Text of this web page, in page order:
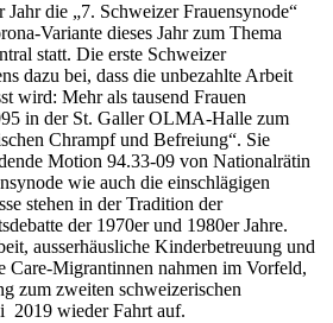
Jahr die „7. Schweizer Frauensynode“
Variante dieses Jahr zum Thema
statt. Die erste Schweizer
dazu bei, dass die unbezahlte Arbeit
wird: Mehr als tausend Frauen
in der St. Galler OLMA-Halle zum
Chrampf und Befreiung“. Sie
Motion 94.33-09 von Nationalrätin
wie auch die einschlägigen
stehen in der Tradition der
der 1970er und 1980er Jahre.
ausserhäusliche Kinderbetreuung und
Care-Migrantinnen nahmen im Vorfeld,
zum zweiten schweizerischen
2019 wieder Fahrt auf.